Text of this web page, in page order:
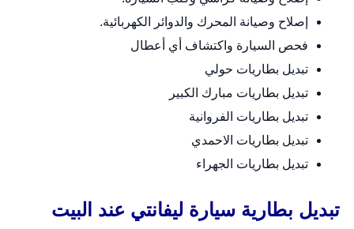
إصلاح وصيانة المحرك والدوائر الكهربائية.
فحص السيارة واكتشاف أي أعطال
تبديل بطاريات حولي
تبديل بطاريات مبارك الكبير
تبديل بطاريات الفروانية
تبديل بطاريات الاحمدي
تبديل بطاريات الجهراء
تبديل بطارية سيارة ليفانتي عند البيت